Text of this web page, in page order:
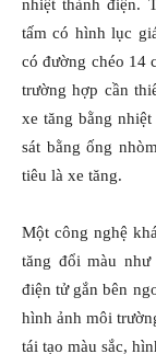
nhiệt thành điện.
tấm có hình lục
có đường chéo 14
trường hợp cần
xe tăng bằng
sát bằng ống
tiêu là xe tăng.
Một công nghệ
tăng đổi màu
điện tử gắn bên
hình ảnh môi
tái tạo màu sắc,